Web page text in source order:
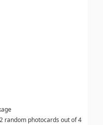
random photocards out of 4